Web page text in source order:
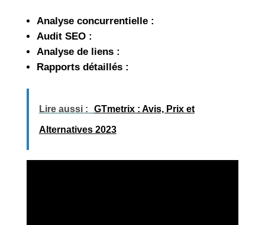
Analyse concurrentielle :
Audit SEO :
Analyse de liens :
Rapports détaillés :
Lire aussi : GTmetrix : Avis, Prix et
Alternatives 2023